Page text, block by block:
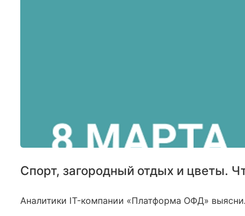
Спорт, загородный отдых и цветы.
Аналитики IT-компании «Платформа ОФД»